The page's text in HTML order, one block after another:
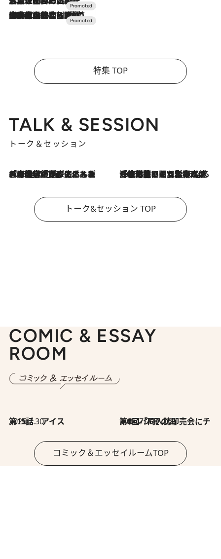
2026.7.10
NEW OPEN！【界 草津】名湯の地に誕生。趣の異なる2種の温泉と上州ならではの会席・蕎麦割烹など美食を味わう究極の癒やし旅
特集 TOP
TALK & SESSION
トーク＆セッション
2026.8.3
「今後値上げがあるとすれば…」「リスクがあるのは今年の冬」エネルギー専門家が語る、ホルムズ海峡封鎖が家庭にもたらす“ある心配” 2026.8.3
「住宅建てられない…」「サーチャージ料の高値が続いている」ホルムズ海峡封鎖による影響はいつまで続く？《エネルギー専門家に聞く“どうなる日本の暮らし”》
トーク&セッション TOP
COMIC & ESSAY
ROOM
2026.7.30
第15話 アイス 2026.7.30
第8回「同人誌即売会にチャレンジ その2」
コミック＆エッセイルームTOP